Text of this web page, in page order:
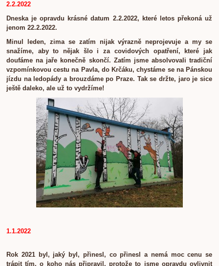
2.2.2022
Dneska je opravdu krásné datum 2.2.2022, které letos překoná už
jenom 22.2.2022.
Minul leden, zima se zatím nijak výrazně neprojevuje a my se
snažíme, aby to nějak šlo i za covidových opatření, které jak
doufáme na jaře konečně skončí. Zatím jsme absolvovali tradiční
vzpomínkovou cestu na Pavla, do Krčáku, chystáme se na Pánskou
jízdu na ledopády a brouzdáme po Praze. Tak se držte, jaro je sice
ještě daleko, ale už to vydržíme!
1.1.2022
Rok 2021 byl, jaký byl, přinesl, co přinesl a nemá moc cenu se
trápit tím, o koho nás připravil, protože to jsme opravdu ovlivnit